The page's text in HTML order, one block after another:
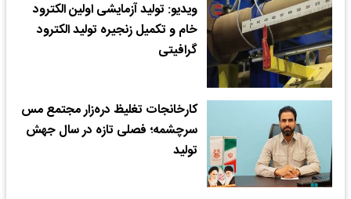
ویدیو: تولید آزمایشی اولین الکترود
خام و تکمیل زنجیره تولید الکترود
گرافیتی
کارخانجات تغلیظ دره‌زار مجتمع مس
سرچشمه؛ فصلی تازه در سال جهش
تولید